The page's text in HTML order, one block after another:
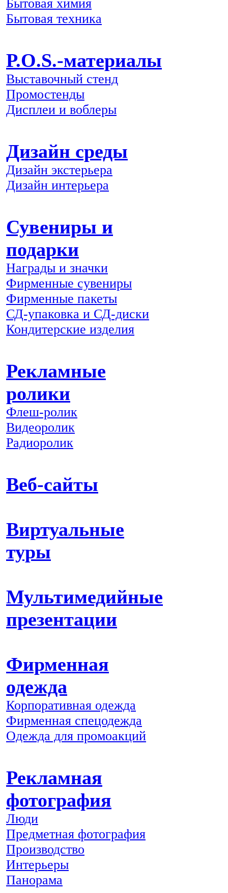
Бытовая химия
Бытовая техника
P.O.S.-материалы
Выставочный стенд
Промостенды
Дисплеи и воблеры
Дизайн среды
Дизайн экстерьера
Дизайн интерьера
Сувениры и
подарки
Награды и значки
Фирменные сувениры
Фирменные пакеты
СД-упаковка и СД-диски
Кондитерские изделия
Рекламные
ролики
Флеш-ролик
Видеоролик
Радиоролик
Веб-сайты
Виртуальные
туры
Мультимедийные
презентации
Фирменная
одежда
Корпоративная одежда
Фирменная спецодежда
Одежда для промоакций
Рекламная
фотография
Люди
Предметная фотография
Производство
Интерьеры
Панорама